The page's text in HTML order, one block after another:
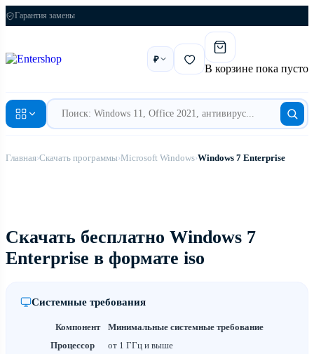
Гарантия замены
₽
В корзине пока пусто
Главная›Скачать программы›Microsoft Windows›Windows 7 Enterprise
Скачать бесплатно Windows 7
Enterprise в формате iso
Системные требования
Компонент
Минимальные системные требование
Процессор
от 1 ГГц и выше